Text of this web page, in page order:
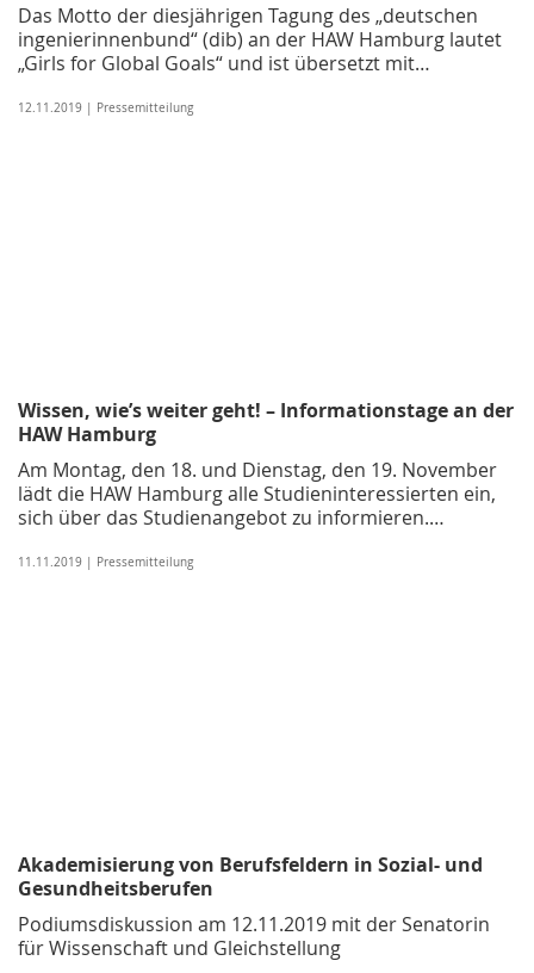
Das Motto der diesjährigen Tagung des „deutschen
ingenierinnenbund“ (dib) an der HAW Hamburg lautet
„Girls for Global Goals“ und ist übersetzt mit…
12.11.2019 | Pressemitteilung
Wissen, wie’s weiter geht! – Informationstage an der
HAW Hamburg
Am Montag, den 18. und Dienstag, den 19. November
lädt die HAW Hamburg alle Studieninteressierten ein,
sich über das Studienangebot zu informieren.…
11.11.2019 | Pressemitteilung
Akademisierung von Berufsfeldern in Sozial- und
Gesundheitsberufen
Podiumsdiskussion am 12.11.2019 mit der Senatorin
für Wissenschaft und Gleichstellung